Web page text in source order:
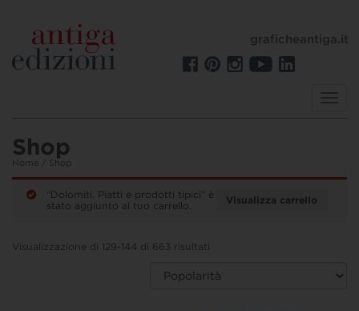
graficheantiga.it
Shop
Home / Shop
Visualizza carrello
“Dolomiti. Piatti e prodotti tipici” è
stato aggiunto al tuo carrello.
Visualizzazione di 129-144 di 663 risultati